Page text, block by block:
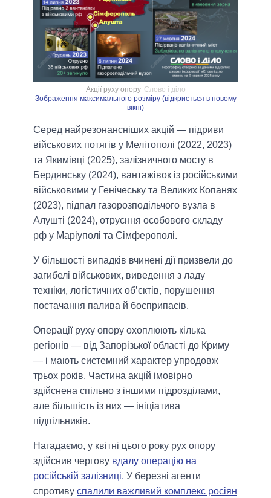
Акції руху опору Слово і діло
Зображення максимального розміру (відкриється в новому
вікні)
Серед найрезонансніших акцій — підриви
військових потягів у Мелітополі (2022, 2023)
та Якимівці (2025), залізничного мосту в
Бердянську (2024), вантажівок із російськими
військовими у Генічеську та Великих Копанях
(2023), підпал газорозподільчого вузла в
Алушті (2024), отруєння особового складу
рф у Маріуполі та Сімферополі.
У більшості випадків вчинені дії призвели до
загибелі військових, виведення з ладу
техніки, логістичних обʼєктів, порушення
постачання палива й боєприпасів.
Операції руху опору охоплюють кілька
регіонів — від Запорізької області до Криму
— і мають системний характер упродовж
трьох років. Частина акцій імовірно
здійснена спільно з іншими підрозділами,
але більшість із них — ініціатива
підпільників.
Нагадаємо, у квітні цього року рух опору
здійснив чергову вдалу операцію на
російській залізниці. У березні агенти
спротиву спалили важливий комплекс росіян